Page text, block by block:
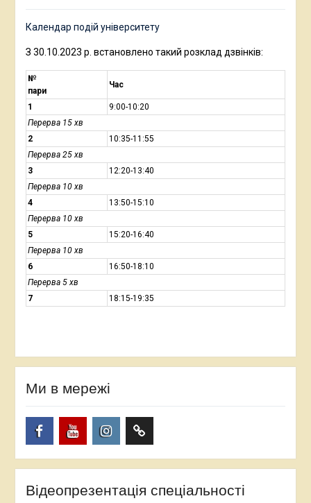
Календар подій університету
З 30.10.2023 р. встановлено такий розклад дзвінків:
№
пари
Час
1
9:00-10:20
Перерва 15 хв
2
10:35-11:55
Перерва 25 хв
3
12:20-13:40
Перерва 10 хв
4
13:50-15:10
Перерва 10 хв
5
15:20-16:40
Перерва 10 хв
6
16:50-18:10
Перерва 5 хв
7
18:15-19:35
Ми в мережі
Відеопрезентація спеціальності